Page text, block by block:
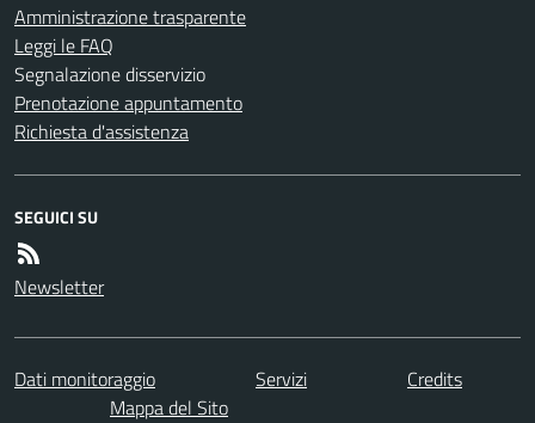
Amministrazione trasparente
Leggi le FAQ
Segnalazione disservizio
Prenotazione appuntamento
Richiesta d'assistenza
SEGUICI SU
Newsletter
Dati monitoraggio Servizi
Credits
Mappa del Sito